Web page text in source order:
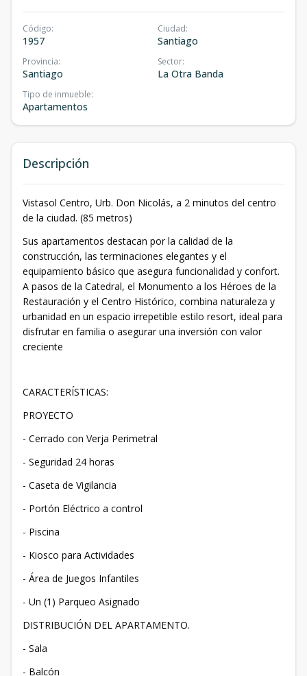
Código:
1957
Ciudad:
Santiago
Provincia:
Santiago
Sector:
La Otra Banda
Tipo de inmueble:
Apartamentos
Descripción
Vistasol Centro, Urb. Don Nicolás, a 2 minutos del centro
de la ciudad. (85 metros)
Sus apartamentos destacan por la calidad de la
construcción, las terminaciones elegantes y el
equipamiento básico que asegura funcionalidad y confort.
A pasos de la Catedral, el Monumento a los Héroes de la
Restauración y el Centro Histórico, combina naturaleza y
urbanidad en un espacio irrepetible estilo resort, ideal para
disfrutar en familia o asegurar una inversión con valor
creciente
CARACTERÍSTICAS:
PROYECTO
- Cerrado con Verja Perimetral
- Seguridad 24 horas
- Caseta de Vigilancia
- Portón Eléctrico a control
- Piscina
- Kiosco para Actividades
- Área de Juegos Infantiles
- Un (1) Parqueo Asignado
DISTRIBUCIÓN DEL APARTAMENTO.
- Sala
- Balcón